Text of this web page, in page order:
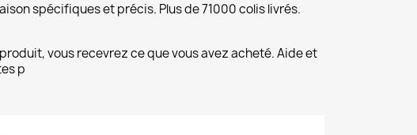
spécifiques et précis. Plus de 71000 colis livrés.
vous recevrez ce que vous avez acheté. Aide et
p